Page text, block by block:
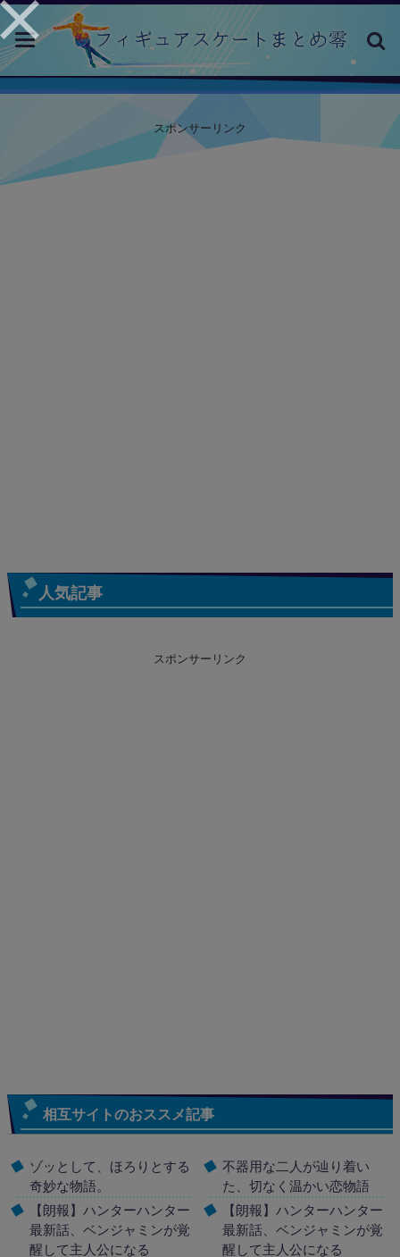
toggle
navigation
スポンサーリンク
人気記事
スポンサーリンク
相互サイトのおススメ記事
ゾッとして、ほろりとする
奇妙な物語。
【朗報】ハンターハンター
最新話、ベンジャミンが覚
醒して主人公になる
不器用な二人が辿り着い
た、切なく温かい恋物語
【朗報】ハンターハンター
最新話、ベンジャミンが覚
醒して主人公になる